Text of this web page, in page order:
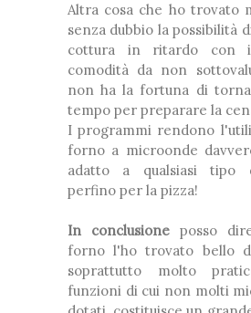
Altra cosa che ho trovato
senza dubbio la possibilità
cottura in ritardo con
comodità da non
non ha la fortuna di
tempo per preparare la
I programmi rendono
forno a microonde
adatto a qualsiasi tipo
perfino per la pizza!
In conclusione posso
forno l'ho trovato bello
soprattutto molto
funzioni di cui non molti